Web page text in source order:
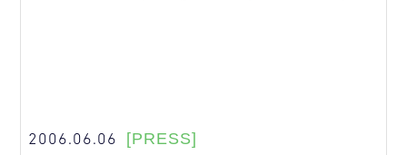
2006.06.06 [PRESS]